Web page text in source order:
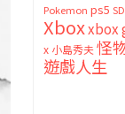
Pokemon ps5
Xboxxbox
x 小島秀夫怪
遊戲人生